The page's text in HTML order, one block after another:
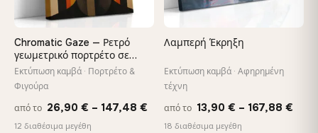
Chromatic Gaze — Ρετρό
γεωμετρικό πορτρέτο σε
καμβά
Εκτύπωση καμβά · Πορτρέτο &
Φιγούρα
από το 26,90 € – 147,48 € Price
range:
12 διαθέσιμα μεγέθη
Λαμπερή Έκρηξη
Εκτύπωση καμβά · Αφηρημένη
τέχνη
από το 13,90 € – 167,88 €
18 διαθέσιμα μεγέθη